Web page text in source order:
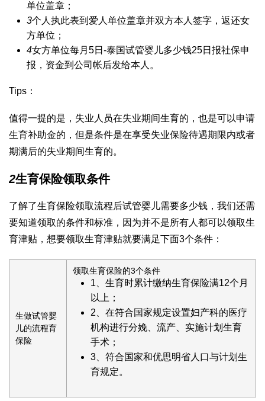
单位盖章；
3个人执此表到爱人单位盖章并双方本人签字，返还女
方单位；
4女方单位每月5日-泰国试管婴儿多少钱25日报社保申
报，资金到公司帐后发给本人。
Tips：
值得一提的是，失业人员在失业期间生育的，也是可以申请
生育补助金的，但是条件是在享受失业保险待遇期限内或者
期满后的失业期间生育的。
2生育保险领取条件
了解了生育保险领取流程后试管婴儿需要多少钱 ，我们还需
要知道领取的条件和标准，因为并不是所有人都可以领取生
育津贴，想要领取生育津贴就要满足下面3个条件：
生做试管婴
儿的流程育
保险
领取生育保险的3个条件
1、生育时累计缴纳生育保险满12个月
以上；
2、在符合国家规定设置妇产科的医疗
机构进行分娩、流产、实施计划生育
手术；
3、符合国家和优思明省人口与计划生
育规定。